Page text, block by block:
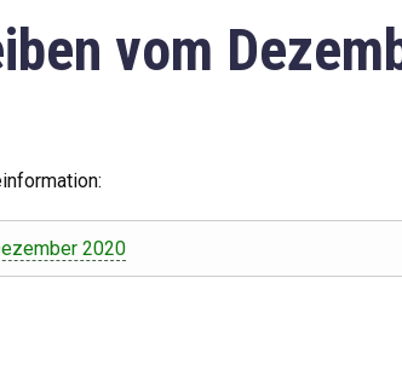
vom
2020